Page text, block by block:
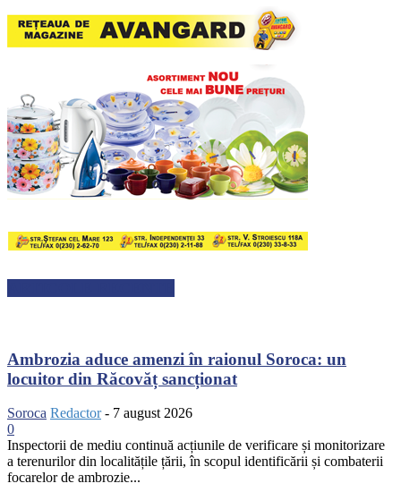
Ambrozia aduce amenzi în raionul Soroca: un
locuitor din Răcovăț sancționat
Soroca Redactor - 7 august 2026
0
Inspectorii de mediu continuă acțiunile de verificare și monitorizare
a terenurilor din localitățile țării, în scopul identificării și combaterii
focarelor de ambrozie...